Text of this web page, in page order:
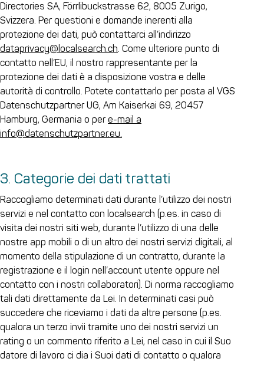
Directories SA, Förrlibuckstrasse 62, 8005 Zurigo,
Svizzera. Per questioni e domande inerenti alla
protezione dei dati, può contattarci all’indirizzo
dataprivacy@localsearch.ch. Come ulteriore punto di
contatto nell‘EU, il nostro rappresentante per la
protezione dei dati è a disposizione vostra e delle
autorità di controllo. Potete contattarlo per posta al VGS
Datenschutzpartner UG, Am Kaiserkai 69, 20457
Hamburg, Germania o pere-mail a
info@datenschutzpartner.eu.
3. Categorie dei dati trattati
Raccogliamo determinati dati durante l’utilizzo dei nostri
servizi e nel contatto con localsearch (p.es. in caso di
visita dei nostri siti web, durante l’utilizzo di una delle
nostre app mobili o di un altro dei nostri servizi digitali, al
momento della stipulazione di un contratto, durante la
registrazione e il login nell’account utente oppure nel
contatto con i nostri collaboratori). Di norma raccogliamo
tali dati direttamente da Lei. In determinati casi può
succedere che riceviamo i dati da altre persone (p.es.
qualora un terzo invii tramite uno dei nostri servizi un
rating o un commento riferito a Lei, nel caso in cui il Suo
datore di lavoro ci dia i Suoi dati di contatto o qualora